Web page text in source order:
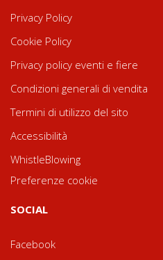
Privacy Policy
Cookie Policy
Privacy policy eventi e fiere
Condizioni generali di vendita
Termini di utilizzo del sito
Accessibilità
WhistleBlowing
Preferenze cookie
SOCIAL
Facebook